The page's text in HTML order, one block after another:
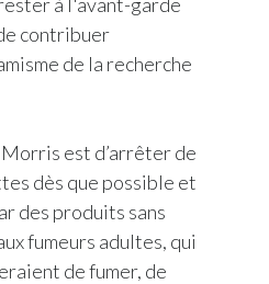
contribuer
de la recherche
est d’arrêter de
dès que possible et
des produits sans
fumeurs adultes, qui
de fumer, de